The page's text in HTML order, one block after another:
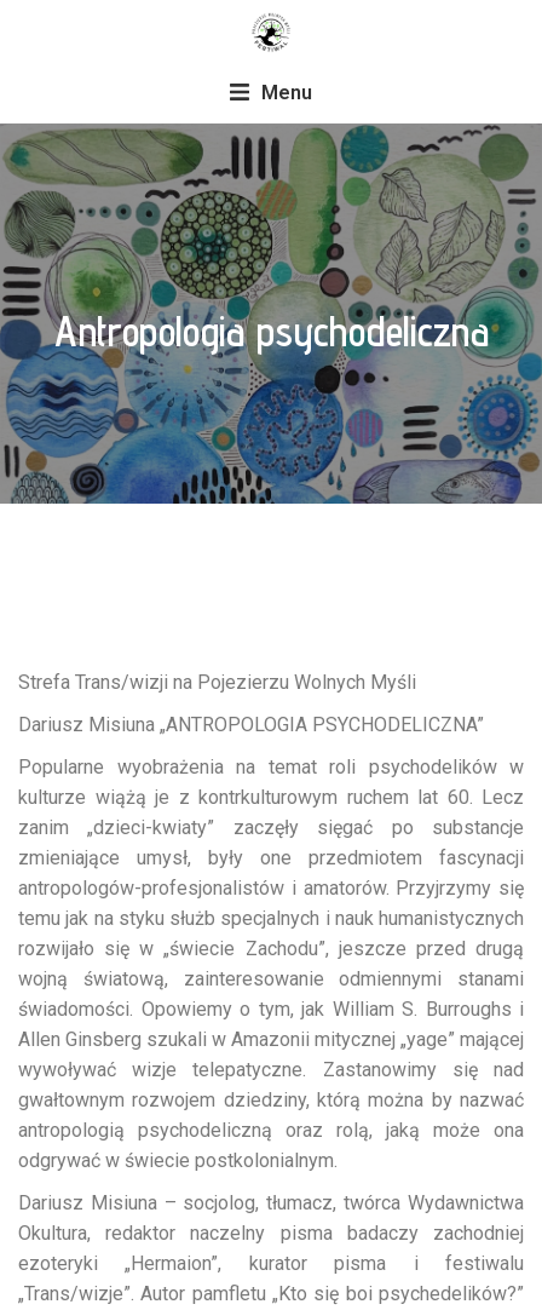
Menu
Antropologia psychodeliczna
Strefa Trans/wizji na Pojezierzu Wolnych Myśli
Dariusz Misiuna „ANTROPOLOGIA PSYCHODELICZNA”
Popularne wyobrażenia na temat roli psychodelików w
kulturze wiążą je z kontrkulturowym ruchem lat 60. Lecz
zanim „dzieci-kwiaty” zaczęły sięgać po substancje
zmieniające umysł, były one przedmiotem fascynacji
antropologów-profesjonalistów i amatorów. Przyjrzymy się
temu jak na styku służb specjalnych i nauk humanistycznych
rozwijało się w „świecie Zachodu”, jeszcze przed drugą
wojną światową, zainteresowanie odmiennymi stanami
świadomości. Opowiemy o tym, jak William S. Burroughs i
Allen Ginsberg szukali w Amazonii mitycznej „yage” mającej
wywoływać wizje telepatyczne. Zastanowimy się nad
gwałtownym rozwojem dziedziny, którą można by nazwać
antropologią psychodeliczną oraz rolą, jaką może ona
odgrywać w świecie postkolonialnym.
Dariusz Misiuna – socjolog, tłumacz, twórca Wydawnictwa
Okultura, redaktor naczelny pisma badaczy zachodniej
ezoteryki „Hermaion”, kurator pisma i festiwalu
„Trans/wizje”. Autor pamfletu „Kto się boi psychedelików?”